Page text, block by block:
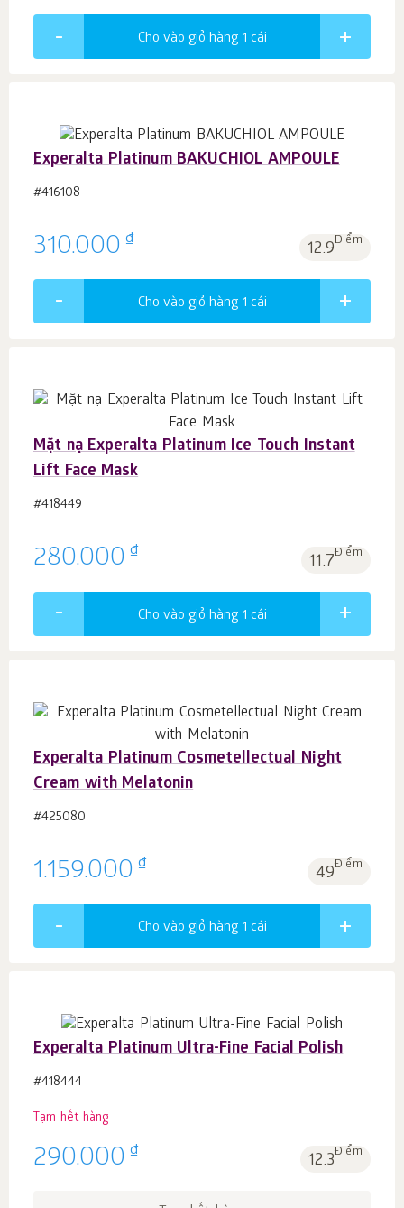
Cho vào giỏ hàng 1 cái
Experalta Platinum BAKUCHIOL AMPOULE
#416108
310.000 ₫ 12.9Điểm
Cho vào giỏ hàng 1 cái
Mặt nạ Experalta Platinum Ice Touch Instant
Lift Face Mask
#418449
280.000 ₫ 11.7Điểm
Cho vào giỏ hàng 1 cái
Experalta Platinum Cosmetellectual Night
Cream with Melatonin
#425080
1.159.000 ₫ 49Điểm
Cho vào giỏ hàng 1 cái
Experalta Platinum Ultra-Fine Facial Polish
#418444
Tạm hết hàng
290.000 ₫ 12.3Điểm